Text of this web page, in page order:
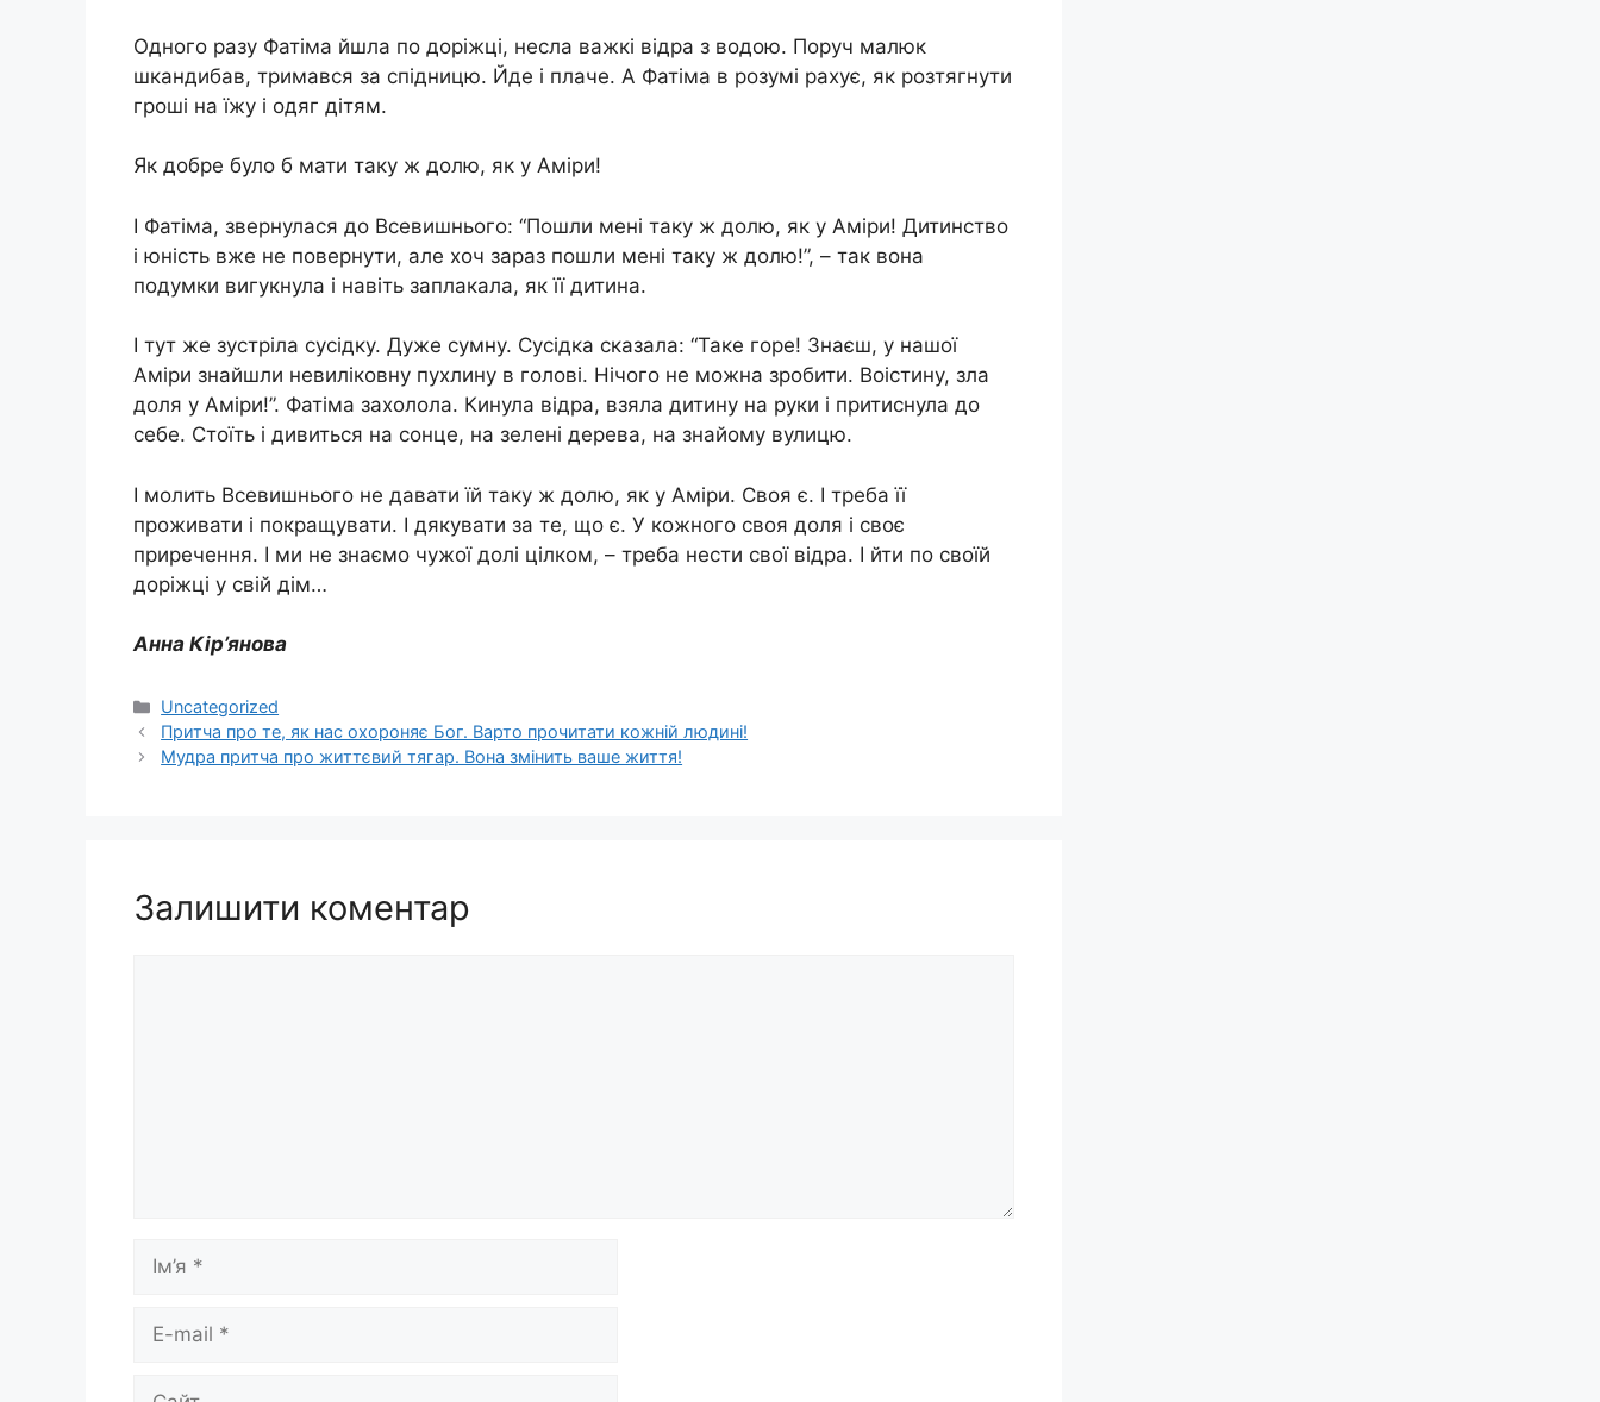
Одного разу Фатіма йшла по доріжці, несла важкі відра з водою. Поруч малюк
шкандибав, тримався за спідницю. Йде і плаче. А Фатіма в розумі рахує, як розтягнути
гроші на їжу і одяг дітям.
Як добре було б мати таку ж долю, як у Аміри!
І Фатіма, звернулася до Всевишнього: “Пошли мені таку ж долю, як у Аміри! Дитинство
і юність вже не повернути, але хоч зараз пошли мені таку ж долю!”, – так вона
подумки вигукнула і навіть заплакала, як її дитина.
І тут же зустріла сусідку. Дуже сумну. Сусідка сказала: “Таке горе! Знаєш, у нашої
Аміри знайшли невиліковну пухлину в голові. Нічого не можна зробити. Воістину, зла
доля у Аміри!”. Фатіма захолола. Кинула відра, взяла дитину на руки і притиснула до
себе. Стоїть і дивиться на сонце, на зелені дерева, на знайому вулицю.
І молить Всевишнього не давати їй таку ж долю, як у Аміри. Своя є. І треба її
проживати і покращувати. І дякувати за те, що є. У кожного своя доля і своє
приречення. І ми не знаємо чужої долі цілком, – треба нести свої відра. І йти по своїй
доріжці у свій дім…
Анна Кір’янова
Категорії
Uncategorized
Притча про те, як нас охороняє Бог. Варто прочитати кожній людині!
Мудра притча про життєвий тягар. Вона змінить ваше життя!
Залишити коментар
Ім’я
Сайт